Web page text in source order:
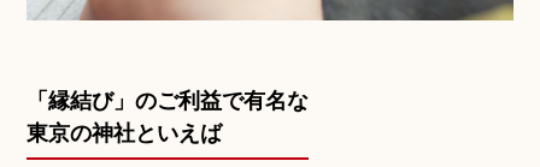
「縁結び」のご利益で有名な
東京の神社といえば